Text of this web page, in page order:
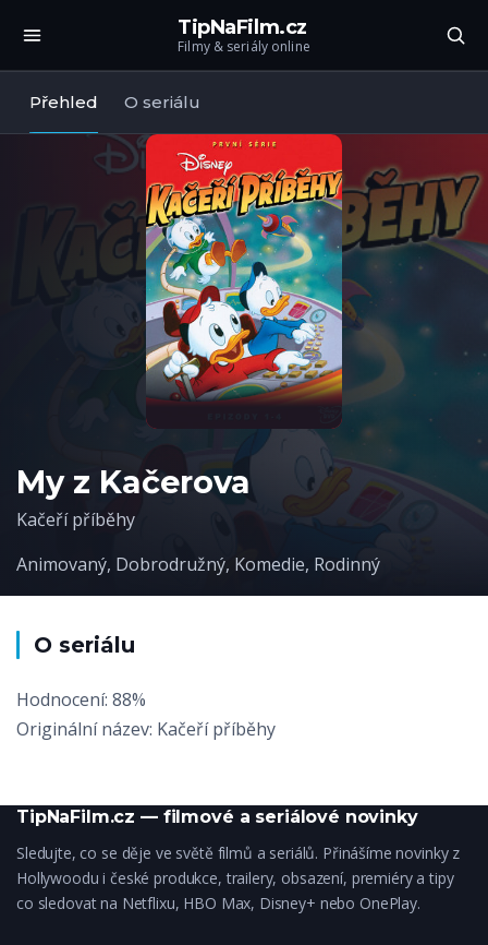
TipNaFilm.cz
Filmy & seriály online
Přehled O seriálu
My z Kačerova
Kačeří příběhy
Animovaný, Dobrodružný, Komedie, Rodinný
O seriálu
Hodnocení: 88%
Originální název: Kačeří příběhy
TipNaFilm.cz — filmové a seriálové novinky
Sledujte, co se děje ve světě filmů a seriálů. Přinášíme novinky z
Hollywoodu i české produkce, trailery, obsazení, premiéry a tipy
co sledovat na Netflixu, HBO Max, Disney+ nebo OnePlay.